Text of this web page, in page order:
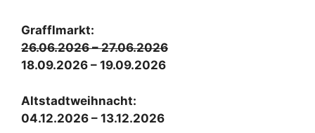
Graf­fl­markt:
26.06.2026 – 27.06.2026
18.09.2026 – 19.09.2026
Alt­stadt­weih­nacht:
04.12.2026 – 13.12.2026